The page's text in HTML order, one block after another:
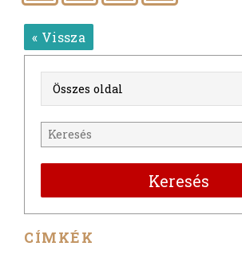
« Vissza
Keresés
CÍMKÉK